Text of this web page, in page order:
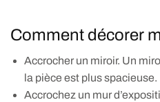
Comment décorer
Accrocher un miroir. Un
la pièce est plus spacieuse.
Accrochez un mur